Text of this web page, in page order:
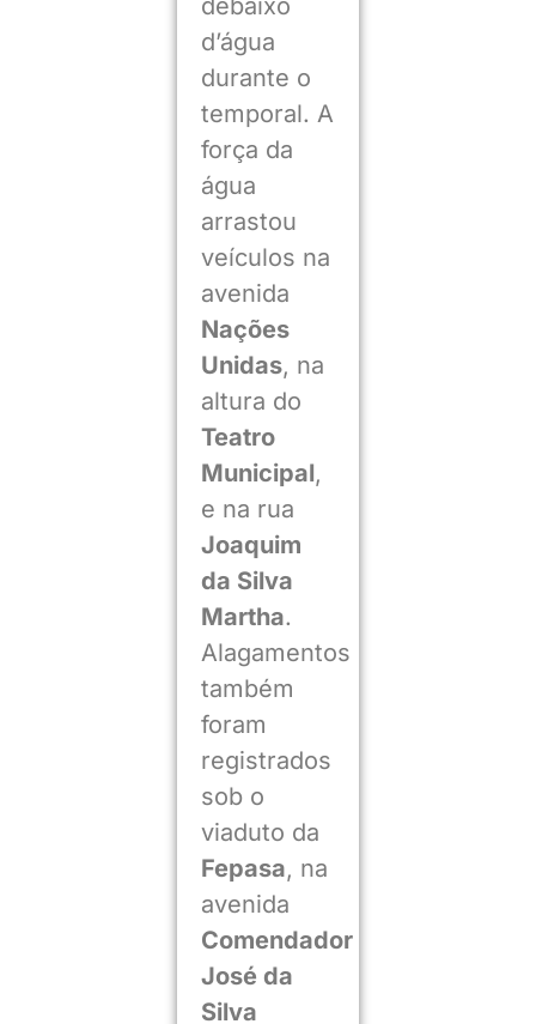
debaixo
d’água
durante o
temporal. A
força da
água
arrastou
veículos na
avenida
Nações
Unidas, na
altura do
Teatro
Municipal,
e na rua
Joaquim
da Silva
Martha.
Alagamentos
também
foram
registrados
sob o
viaduto da
Fepasa, na
avenida
Comendador
José da
Silva